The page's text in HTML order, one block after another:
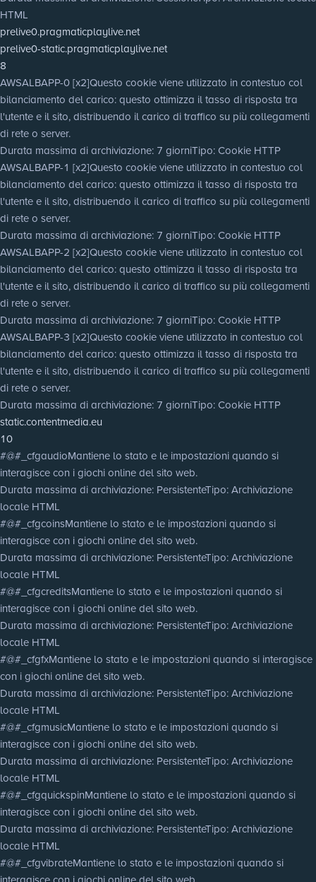
HTML
prelive0.pragmaticplaylive.net
prelive0-static.pragmaticplaylive.net
8
AWSALBAPP-0 [x2]Questo cookie viene utilizzato in contestuo col
bilanciamento del carico: questo ottimizza il tasso di risposta tra
l'utente e il sito, distribuendo il carico di traffico su più collegamenti
di rete o server.
Durata massima di archiviazione: 7 giorniTipo: Cookie HTTP
AWSALBAPP-1 [x2]Questo cookie viene utilizzato in contestuo col
bilanciamento del carico: questo ottimizza il tasso di risposta tra
l'utente e il sito, distribuendo il carico di traffico su più collegamenti
di rete o server.
Durata massima di archiviazione: 7 giorniTipo: Cookie HTTP
AWSALBAPP-2 [x2]Questo cookie viene utilizzato in contestuo col
bilanciamento del carico: questo ottimizza il tasso di risposta tra
l'utente e il sito, distribuendo il carico di traffico su più collegamenti
di rete o server.
Durata massima di archiviazione: 7 giorniTipo: Cookie HTTP
AWSALBAPP-3 [x2]Questo cookie viene utilizzato in contestuo col
bilanciamento del carico: questo ottimizza il tasso di risposta tra
l'utente e il sito, distribuendo il carico di traffico su più collegamenti
di rete o server.
Durata massima di archiviazione: 7 giorniTipo: Cookie HTTP
static.contentmedia.eu
10
#@#_cfgaudioMantiene lo stato e le impostazioni quando si
interagisce con i giochi online del sito web.
Durata massima di archiviazione: PersistenteTipo: Archiviazione
locale HTML
#@#_cfgcoinsMantiene lo stato e le impostazioni quando si
interagisce con i giochi online del sito web.
Durata massima di archiviazione: PersistenteTipo: Archiviazione
locale HTML
#@#_cfgcreditsMantiene lo stato e le impostazioni quando si
interagisce con i giochi online del sito web.
Durata massima di archiviazione: PersistenteTipo: Archiviazione
locale HTML
#@#_cfgfxMantiene lo stato e le impostazioni quando si interagisce
con i giochi online del sito web.
Durata massima di archiviazione: PersistenteTipo: Archiviazione
locale HTML
#@#_cfgmusicMantiene lo stato e le impostazioni quando si
interagisce con i giochi online del sito web.
Durata massima di archiviazione: PersistenteTipo: Archiviazione
locale HTML
#@#_cfgquickspinMantiene lo stato e le impostazioni quando si
interagisce con i giochi online del sito web.
Durata massima di archiviazione: PersistenteTipo: Archiviazione
locale HTML
#@#_cfgvibrateMantiene lo stato e le impostazioni quando si